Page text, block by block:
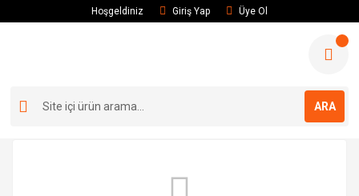
Hoşgeldiniz Giriş Yap Üye Ol
ARA